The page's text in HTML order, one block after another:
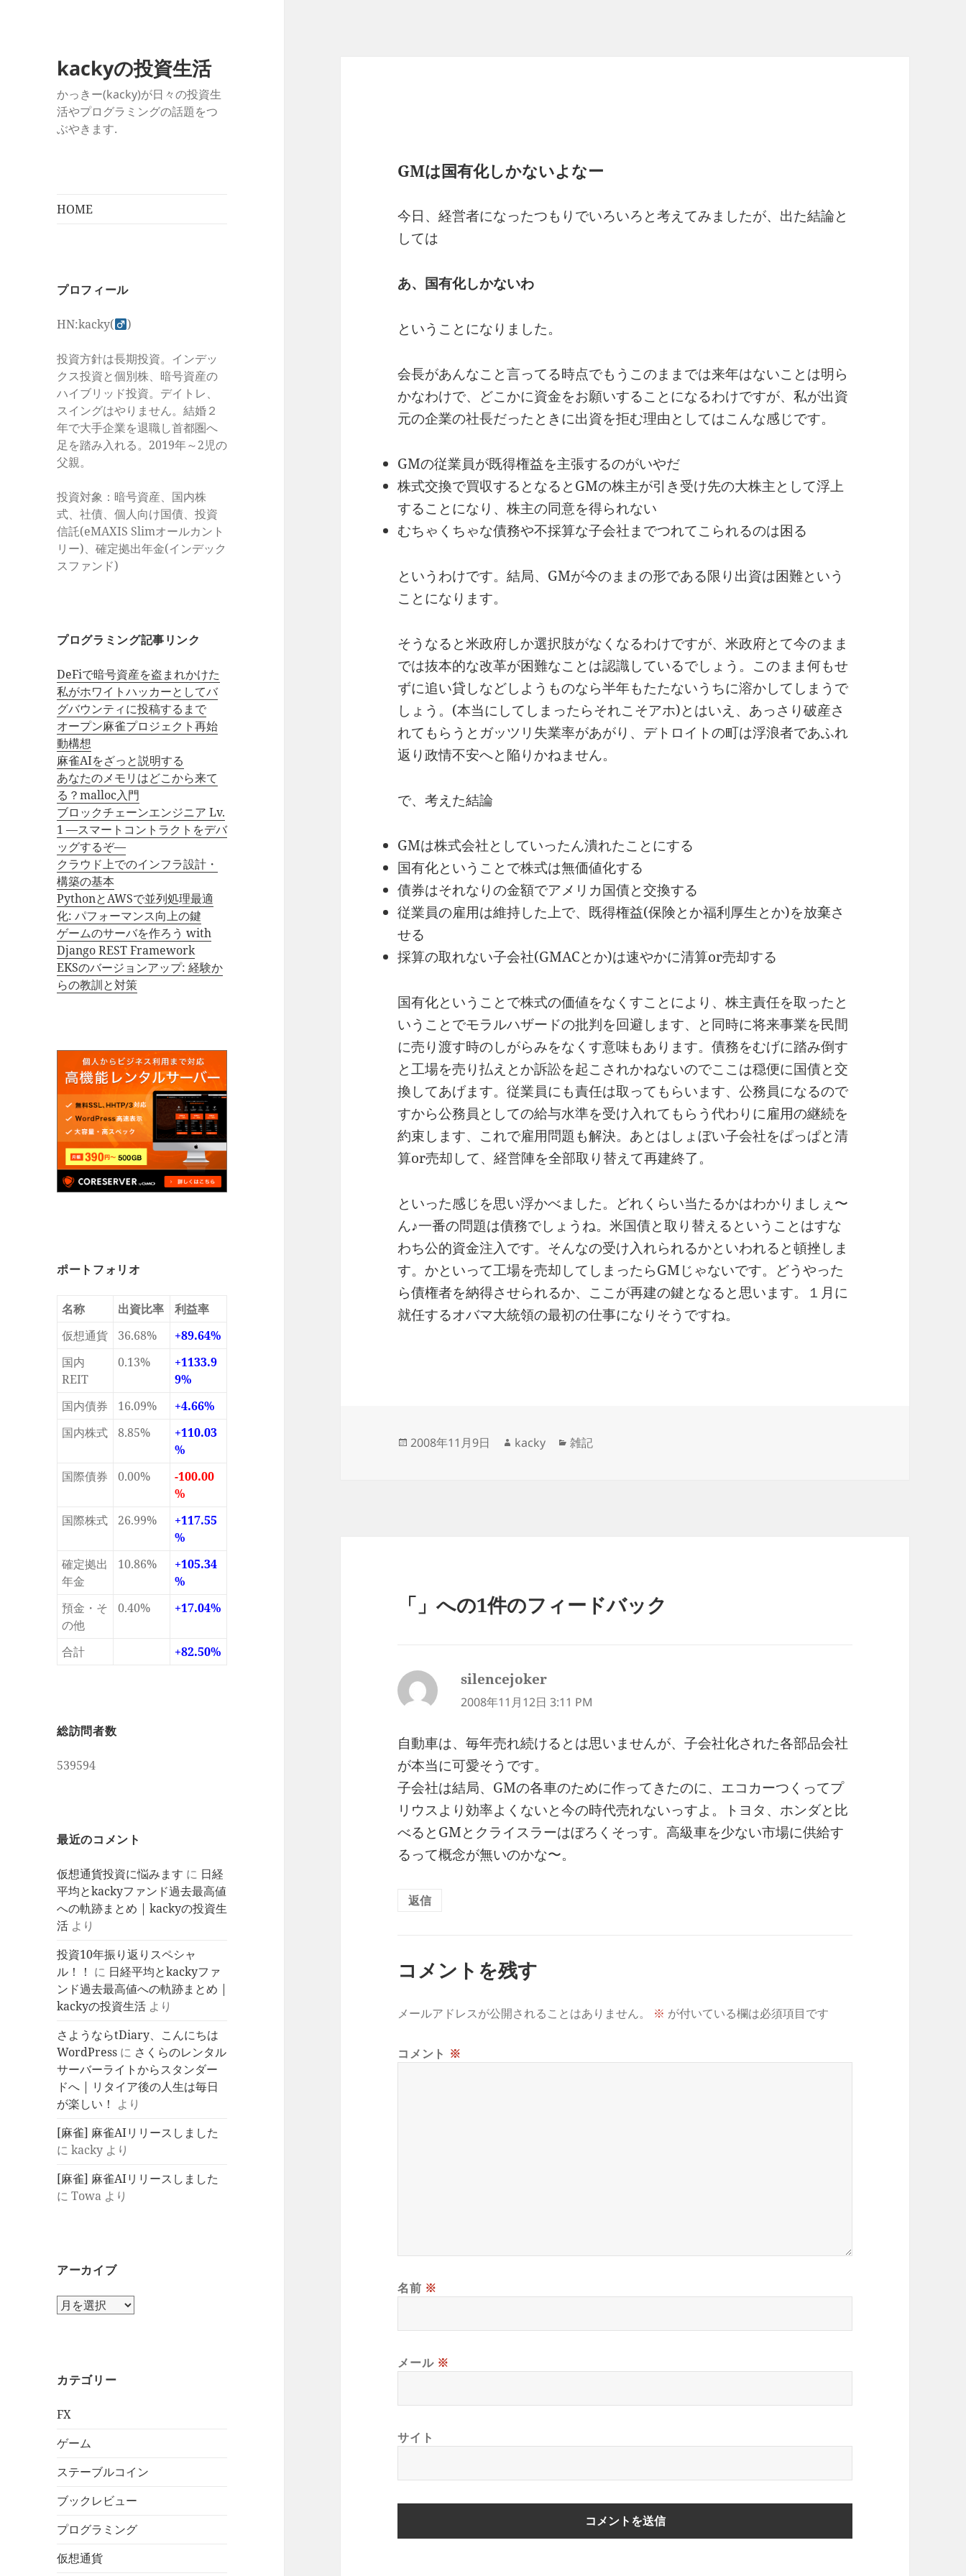
kackyの投資生活
かっきー(kacky)が日々の投資生
活やプログラミングの話題をつ
ぶやきます.
HOME
プロフィール
HN:kacky( )
投資方針は長期投資。インデッ
クス投資と個別株、暗号資産の
ハイブリッド投資。デイトレ、
スイングはやりません。結婚２
年で大手企業を退職し首都圏へ
足を踏み入れる。2019年～2児の
父親。
投資対象：暗号資産、国内株
式、社債、個人向け国債、投資
信託(eMAXIS Slimオールカント
リー)、確定拠出年金(インデック
スファンド)
プログラミング記事リンク
DeFiで暗号資産を盗まれかけた
私がホワイトハッカーとしてバ
グバウンティに投稿するまで
オープン麻雀プロジェクト再始
動構想
麻雀AIをざっと説明する
あなたのメモリはどこから来て
る？malloc入門
ブロックチェーンエンジニア Lv.
1 —スマートコントラクトをデバ
ッグするぞ—
クラウド上でのインフラ設計・
構築の基本
PythonとAWSで並列処理最適
化: パフォーマンス向上の鍵
ゲームのサーバを作ろう with
Django REST Framework
EKSのバージョンアップ: 経験か
らの教訓と対策
ポートフォリオ
名称 出資比率
利益率
仮想通貨
36.68%
+89.64%
国内
REIT
0.13%
+1133.9
9%
国内債券
16.09%
+4.66%
国内株式
8.85%
+110.03
%
国際債券
0.00%
-100.00
%
国際株式
26.99%
+117.55
%
確定拠出
年金
10.86%
+105.34
%
預金・そ
の他
0.40% +17.04%
合計 +82.50%
総訪問者数
539594
最近のコメント
仮想通貨投資に悩みます に 日経
平均とkackyファンド過去最高値
への軌跡まとめ | kackyの投資生
活 より
投資10年振り返りスペシャ
ル！！ に 日経平均とkackyファ
ンド過去最高値への軌跡まとめ |
kackyの投資生活 より
さようならtDiary、こんにちは
WordPress に さくらのレンタル
サーバーライトからスタンダー
ドへ | リタイア後の人生は毎日
が楽しい！ より
[麻雀] 麻雀AIリリースしました
にkacky より
[麻雀] 麻雀AIリリースしました
にTowa より
アーカイブ
ア
ブ
カテゴリー
FX
ゲーム
ステーブルコイン
ブックレビュー
プログラミング
仮想通貨
GMは国有化しかないよなー
今日、経営者になったつもりでいろいろと考えてみましたが、出た結論と
しては
あ、国有化しかないわ
ということになりました。
会長があんなこと言ってる時点でもうこのままでは来年はないことは明ら
かなわけで、どこかに資金をお願いすることになるわけですが、私が出資
元の企業の社長だったときに出資を拒む理由としてはこんな感じです。
GMの従業員が既得権益を主張するのがいやだ
株式交換で買収するとなるとGMの株主が引き受け先の大株主として浮上
することになり、株主の同意を得られない
むちゃくちゃな債務や不採算な子会社までつれてこられるのは困る
というわけです。結局、GMが今のままの形である限り出資は困難という
ことになります。
そうなると米政府しか選択肢がなくなるわけですが、米政府とて今のまま
では抜本的な改革が困難なことは認識しているでしょう。このまま何もせ
ずに追い貸しなどしようものなら半年もたたないうちに溶かしてしまうで
しょう。(本当にしてしまったらそれこそアホ)とはいえ、あっさり破産さ
れてもらうとガッツリ失業率があがり、デトロイトの町は浮浪者であふれ
返り政情不安へと陥りかねません。
で、考えた結論
GMは株式会社としていったん潰れたことにする
国有化ということで株式は無価値化する
債券はそれなりの金額でアメリカ国債と交換する
従業員の雇用は維持した上で、既得権益(保険とか福利厚生とか)を放棄さ
せる
採算の取れない子会社(GMACとか)は速やかに清算or売却する
国有化ということで株式の価値をなくすことにより、株主責任を取ったと
いうことでモラルハザードの批判を回避します、と同時に将来事業を民間
に売り渡す時のしがらみをなくす意味もあります。債務をむげに踏み倒す
と工場を売り払えとか訴訟を起こされかねないのでここは穏便に国債と交
換してあげます。従業員にも責任は取ってもらいます、公務員になるので
すから公務員としての給与水準を受け入れてもらう代わりに雇用の継続を
約束します、これで雇用問題も解決。あとはしょぼい子会社をぱっぱと清
算or売却して、経営陣を全部取り替えて再建終了。
といった感じを思い浮かべました。どれくらい当たるかはわかりましぇ〜
ん♪一番の問題は債務でしょうね。米国債と取り替えるということはすな
わち公的資金注入です。そんなの受け入れられるかといわれると頓挫しま
す。かといって工場を売却してしまったらGMじゃないです。どうやった
ら債権者を納得させられるか、ここが再建の鍵となると思います。１月に
就任するオバマ大統領の最初の仕事になりそうですね。
投
2008年11月9日
作
kacky
カ
雑記
「」への1件のフィードバック
silencejoker
り:
2008年11月12日 3:11 PM
自動車は、毎年売れ続けるとは思いませんが、子会社化された各部品会社
が本当に可愛そうです。
子会社は結局、GMの各車のために作ってきたのに、エコカーつくってプ
リウスより効率よくないと今の時代売れないっすよ。トヨタ、ホンダと比
べるとGMとクライスラーはぼろくそっす。高級車を少ない市場に供給す
るって概念が無いのかな〜。
返信
コメントを残す
メールアドレスが公開されることはありません。 ※ が付いている欄は必須項目です
コメント ※
名前 ※
メール ※
サイト